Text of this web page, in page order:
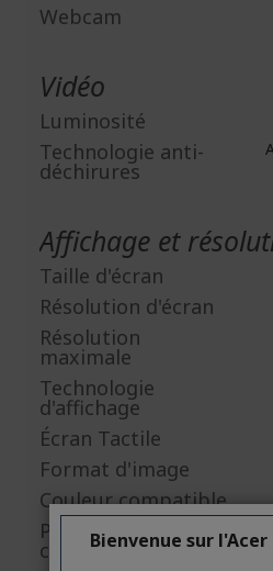
Webcam
Vidéo
Luminosité
Technologie anti-
déchirures
Affichage et
Taille d'écran
Résolution d'écran
Résolution
maximale
Technologie
d'affichage
Écran Tactile
Format d'image
Couleur compatible
Profondeur de
couleurBienvenue sur